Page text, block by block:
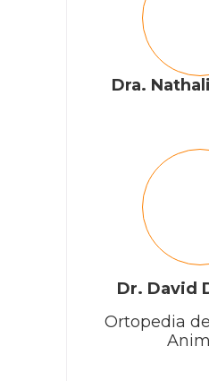
Dra.
Dr. David
Ortopedia